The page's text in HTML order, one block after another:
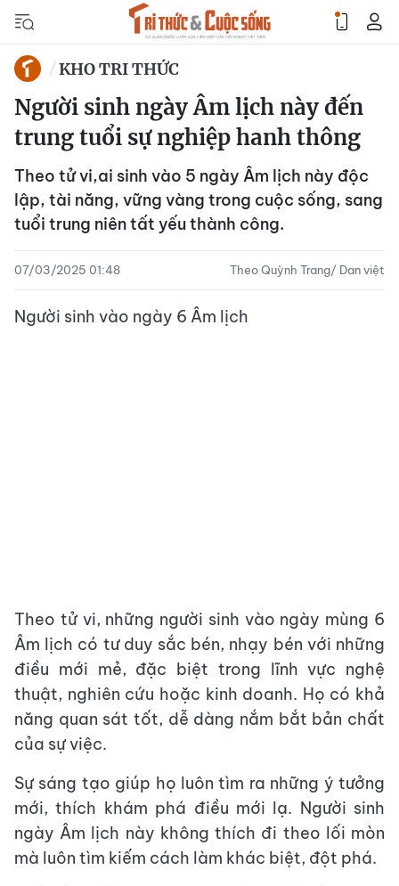
KHO TRI THỨC
Người sinh ngày Âm lịch này đến
trung tuổi sự nghiệp hanh thông
Theo tử vi,ai sinh vào 5 ngày Âm lịch này độc
lập, tài năng, vững vàng trong cuộc sống, sang
tuổi trung niên tất yếu thành công.
07/03/2025 01:48 Theo Quỳnh Trang/ Dan việt
Người sinh vào ngày 6 Âm lịch
Theo tử vi, những người sinh vào ngày mùng 6
Âm lịch có tư duy sắc bén, nhạy bén với những
điều mới mẻ, đặc biệt trong lĩnh vực nghệ
thuật, nghiên cứu hoặc kinh doanh. Họ có khả
năng quan sát tốt, dễ dàng nắm bắt bản chất
của sự việc.
Sự sáng tạo giúp họ luôn tìm ra những ý tưởng
mới, thích khám phá điều mới lạ. Người sinh
ngày Âm lịch này không thích đi theo lối mòn
mà luôn tìm kiếm cách làm khác biệt, đột phá.